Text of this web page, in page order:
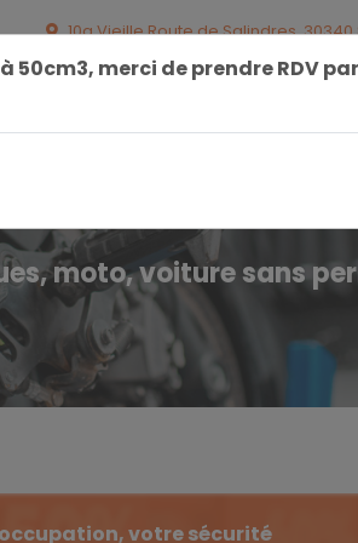
10g Vieille Route de Salindres,30340
moto, voiture sans
votre sécurité
merci de prendre RDV